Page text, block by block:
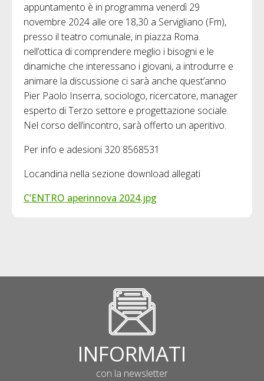
appuntamento è in programma venerdì 29
novembre 2024 alle ore 18,30 a Servigliano (Fm),
presso il teatro comunale, in piazza Roma.
nell’ottica di comprendere meglio i bisogni e le
dinamiche che interessano i giovani, a introdurre e
animare la discussione ci sarà anche quest’anno
Pier Paolo Inserra, sociologo, ricercatore, manager
esperto di Terzo settore e progettazione sociale.
Nel corso dell’incontro, sarà offerto un aperitivo.
Per info e adesioni 320 8568531
Locandina nella sezione download allegati
C’ENTRO aperinnova 2024.jpg
INFORMATI
con la newsletter